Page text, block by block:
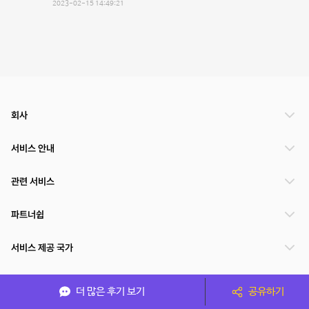
2023-02-15 14:49:21
더 많은 후기 보기 공유하기
회사
서비스 안내
관련 서비스
파트너쉽
서비스 제공 국가
(주)NSPACE 사업자정보